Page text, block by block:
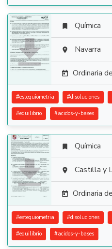

 Química
 Navarra
 Ordinaria
#estequiometria #disoluciones
#equilibrio #acidos-y-bases

 Química
 Castilla y
 Ordinaria
#estequiometria #disoluciones
#equilibrio #acidos-y-bases